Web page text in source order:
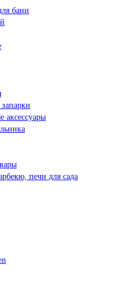
бани
аксессуары
печи для сада